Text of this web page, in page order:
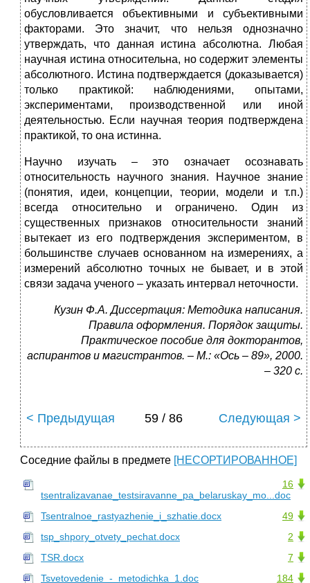
обусловливается объективными и субъективными
факторами. Это значит, что нельзя однозначно
утверждать, что данная истина абсолютна. Любая
научная истина относительна, но содержит элементы
абсолютного. Истина подтверждается (доказывается)
только практикой: наблюдениями, опытами,
экспериментами, производственной или иной
деятельностью. Если научная теория подтверждена
практикой, то она истинна.
Научно изучать – это означает осознавать
относительность научного знания. Научное знание
(понятия, идеи, концепции, теории, модели и т.п.)
всегда относительно и ограничено. Один из
существенных признаков относительности знаний
вытекает из его подтверждения экспериментом, в
большинстве случаев основанном на измерениях, а
измерений абсолютно точных не бывает, и в этой
связи задача ученого – указать интервал неточности.
Кузин Ф.А. Диссертация: Методика написания.
Правила оформления. Порядок защиты.
Практическое пособие для докторантов,
аспирантов и магистрантов. – М.: «Ось – 89», 2000.
– 320 с.
< Предыдущая 59 / 86 Следующая >
Соседние файлы в предмете [НЕСОРТИРОВАННОЕ]
16
tsentralizavanae_testsiravanne_pa_belaruskay_mo...doc
49
Tsentralnoe_rastyazhenie_i_szhatie.docx
2
tsp_shpory_otvety_pechat.docx
7
TSR.docx
184
Tsvetovedenie_-_metodichka_1.doc